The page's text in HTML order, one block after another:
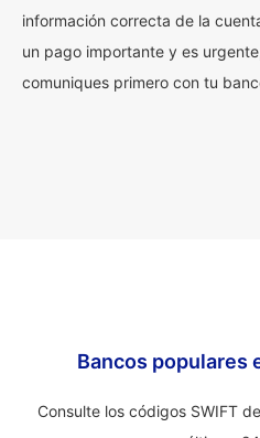
información correcta de la
un pago importante y es
comuniques primero con tu
Bancos populares
Consulte los códigos SWIFT